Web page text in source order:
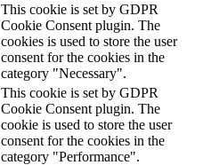
This cookie is set by GDPR
Cookie Consent plugin. The
cookies is used to store the user
consent for the cookies in the
category "Necessary".
This cookie is set by GDPR
Cookie Consent plugin. The
cookie is used to store the user
consent for the cookies in the
category "Performance".